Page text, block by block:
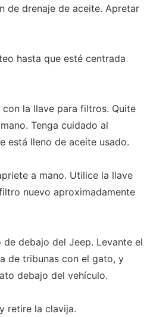
de drenaje de aceite. Apretar
hasta que esté centrada
la llave para filtros. Quite
Tenga cuidado al
está lleno de aceite usado.
a mano. Utilice la llave
nuevo aproximadamente
debajo del Jeep. Levante el
de tribunas con el gato, y
debajo del vehículo.
retire la clavija.